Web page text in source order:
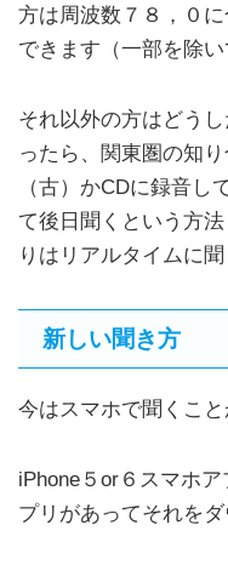
方は周波数７８，０
できます（一部を除い
それ以外の方はどう
ったら、関東圏の知
（古）かCDに録音し
て後日聞くという方
りはリアルタイムに
新しい聞き方
今はスマホで聞くこと
iPhone５or６スマホ
プリがあってそれをダ